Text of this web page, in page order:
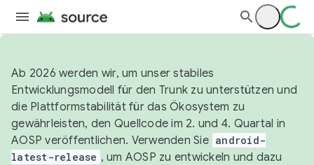
Ab 2026 werden wir, um unser stabiles
Entwicklungsmodell für den Trunk zu unterstützen und
die Plattformstabilität für das Ökosystem zu
gewährleisten, den Quellcode im 2. und 4. Quartal in
AOSP veröffentlichen. Verwenden Sie android-
latest-release , um AOSP zu entwickeln und dazu